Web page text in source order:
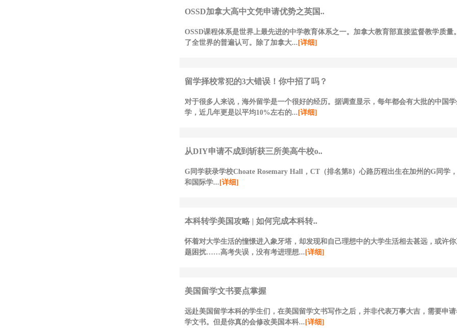
OSSD加拿大高中文凭申请优势之英国..
OSSD课程体系是世界上最先进的中学教育体系之一。加拿大教育部直接监督教学质量
了全世界的普遍认可。除了加拿大... [详细]
留学择校常犯的3大错误！你中招了吗？
对于很多人来说，海外留学是一个很好的经历。据调查显示，每年都会有大批的中国
学，近几年更是以平均10%左右的... [详细]
从DIY申请不成到斩获三所美高牛校o..
G同学获录学校Choate Rosemary Hall，CT（排名第8）心路历程出生在加州的G同学
和国际学... [详细]
本科转学美国攻略 | 如何完成本科转..
怀着对大学生活的憧憬进入象牙塔，却发现和自己理想中的大学生活相去甚远，或许
题困扰……高考失误，没有考进理想... [详细]
美国留学文书要点掌握
远赴美国留学本科的学生们，在美国留学文书写作之后，并非代表万事大吉，需要申
学文书。但是你真的会修改美国本科... [详细]